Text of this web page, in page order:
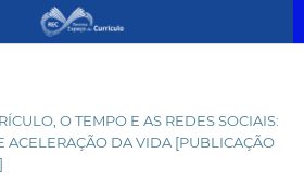
O TEMPO E AS REDES SOCIAIS:
ACELERAÇÃO DA VIDA [PUBLICAÇÃO